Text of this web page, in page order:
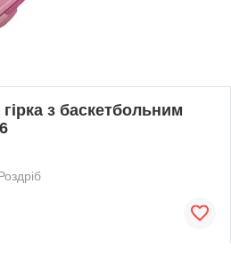
з баскетбольним